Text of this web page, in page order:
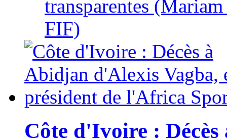
transparentes
FIF)
Côte d'Ivoire :